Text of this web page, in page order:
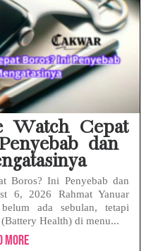
Watch Cepat
dan
Boros? Ini Penyebab dan
6, 2026 Rahmat Yanuar
ada sebulan, tetapi
Health) di menu...
More